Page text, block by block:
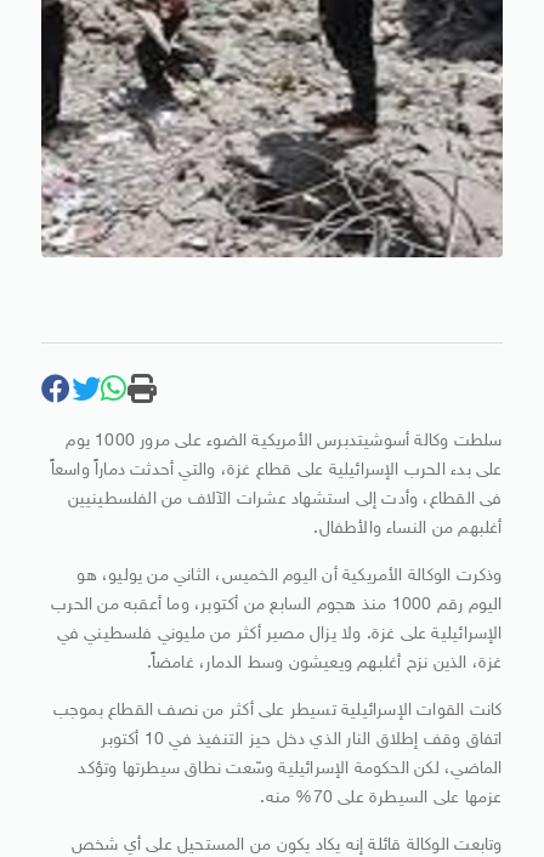
سلطت وكالة أسوشيتدبرس الأمريكية الضوء على مرور 1000 يوم
على بدء الحرب الإسرائيلية على قطاع غزة، والتي أحدثت دماراً واسعاً
فى القطاع، وأدت إلى استشهاد عشرات الآلاف من الفلسطينيين
أغلبهم من النساء والأطفال.
وذكرت الوكالة الأمريكية أن اليوم الخميس، الثاني من يوليو، هو
اليوم رقم 1000 منذ هجوم السابع من أكتوبر، وما أعقبه من الحرب
الإسرائيلية على غزة. ولا يزال مصير أكثر من مليوني فلسطيني في
غزة، الذين نزح أغلبهم ويعيشون وسط الدمار، غامضاً.
كانت القوات الإسرائيلية تسيطر على أكثر من نصف القطاع بموجب
اتفاق وقف إطلاق النار الذي دخل حيز التنفيذ في 10 أكتوبر
الماضي، لكن الحكومة الإسرائيلية وسّعت نطاق سيطرتها وتؤكد
عزمها على السيطرة على 70% منه.
وتابعت الوكالة قائلة إنه يكاد يكون من المستحيل على أي شخص